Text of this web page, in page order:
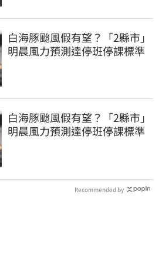
白海豚颱風假有望？「2縣市」
明晨風力預測達停班停課標準
白海豚颱風假有望？「2縣市」
明晨風力預測達停班停課標準
Recommended by